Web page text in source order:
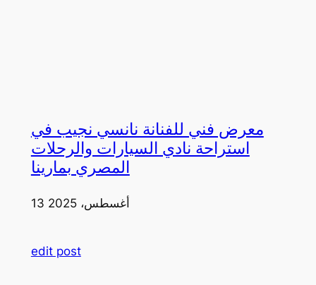
معرض فني للفنانة نانسي نجيب في
استراحة نادي السيارات والرحلات
المصري بمارينا
13 أغسطس، 2025
edit post